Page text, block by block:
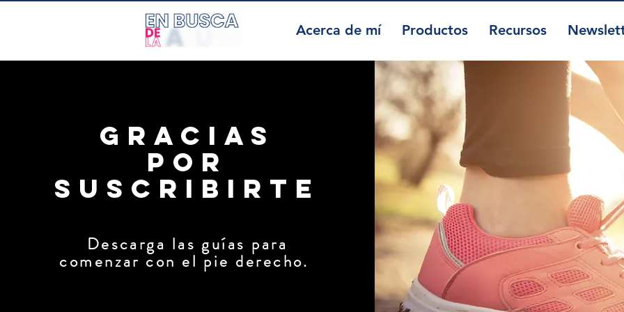
Acerca de mí Productos Recursos
Gracias
por
suscribirte
Descarga las guías para
comenzar con el pie derecho.